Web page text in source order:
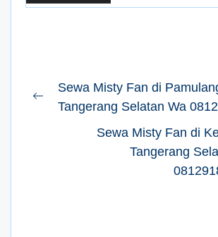
Navigasi
pos
Previous
Sewa Misty Fan di
Tangerang Selatan Wa
Sewa Misty Fan di
Tangerang